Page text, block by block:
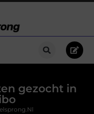
gezocht in